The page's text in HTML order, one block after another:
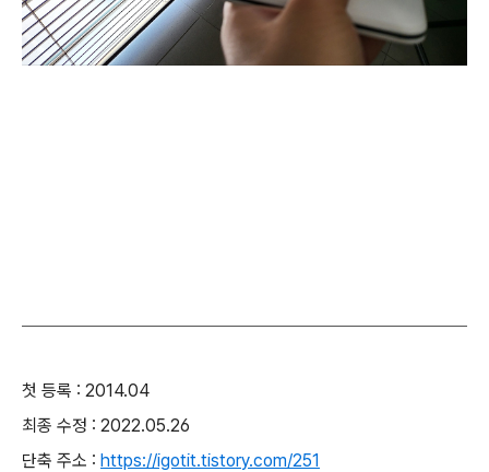
첫 등록 : 2014.04
최종 수정 : 2022.05.26
단축 주소 : https://igotit.tistory.com/251